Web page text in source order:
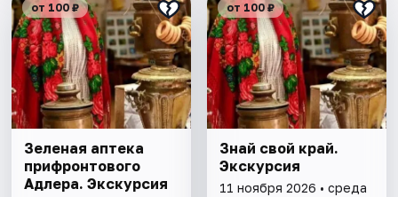
от 100 ₽
Зеленая аптека
прифронтового
Адлера. Экскурсия
от 100 ₽
Знай свой край.
Экскурсия
11 ноября 2026 • среда